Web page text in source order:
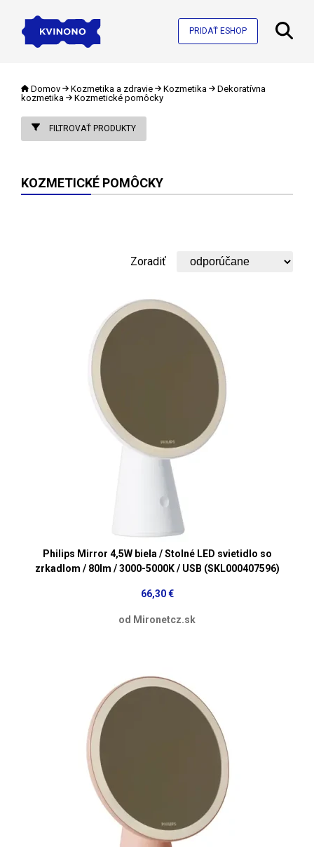
PRIDAŤ ESHOP
Domov Kozmetika a zdravie Kozmetika
Dekoratívna
kozmetika
Kozmetické pomôcky
FILTROVAŤ PRODUKTY
KOZMETICKÉ POMÔCKY
Zoradiť
Philips Mirror 4,5W biela / Stolné LED svietidlo so
zrkadlom / 80lm / 3000-5000K / USB (SKL000407596)
66,30 €
od Mironetcz.sk